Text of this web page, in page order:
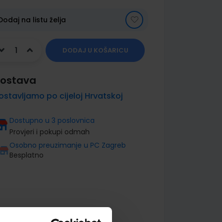
na listu želja
DODAJ U KOŠARICU
po cijeloj Hrvatskoj
Dostupno u 3 poslovnica
Provjeri i pokupi odmah
Osobno preuzimanje u PC Zagreb
Besplatno